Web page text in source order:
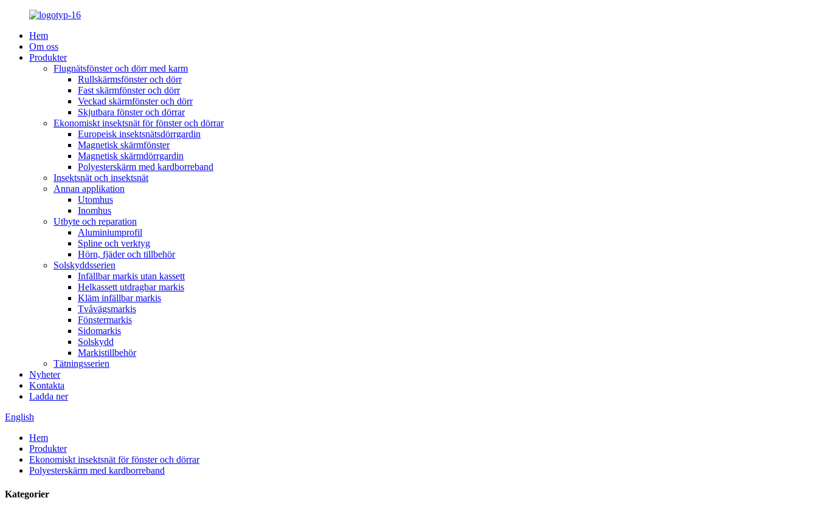
Hem
Om oss
Produkter
Flugnätsfönster och dörr med karm
Rullskärmsfönster och dörr
Fast skärmfönster och dörr
Veckad skärmfönster och dörr
Skjutbara fönster och dörrar
Ekonomiskt insektsnät för fönster och dörrar
Europeisk insektsnätsdörrgardin
Magnetisk skärmfönster
Magnetisk skärmdörrgardin
Polyesterskärm med kardborreband
Insektsnät och insektsnät
Annan applikation
Utomhus
Inomhus
Utbyte och reparation
Aluminiumprofil
Spline och verktyg
Hörn, fjäder och tillbehör
Solskyddsserien
Infällbar markis utan kassett
Helkassett utdragbar markis
Kläm infällbar markis
Tvåvägsmarkis
Fönstermarkis
Sidomarkis
Solskydd
Markistillbehör
Tätningsserien
Nyheter
Kontakta
Ladda ner
English
Hem
Produkter
Ekonomiskt insektsnät för fönster och dörrar
Polyesterskärm med kardborreband
Kategorier